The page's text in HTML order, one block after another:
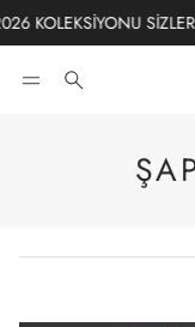
SİZLERLE
Ara